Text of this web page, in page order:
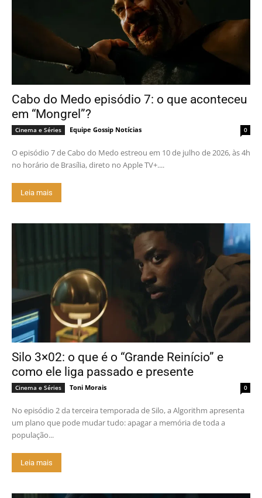
Cabo do Medo episódio 7: o que aconteceu
em “Mongrel”?
Cinema e Séries Equipe Gossip Notícias 0
O episódio 7 de Cabo do Medo estreou em 10 de julho de 2026, às 4h
no horário de Brasília, direto no Apple TV+....
Leia mais
Silo 3×02: o que é o “Grande Reinício” e
como ele liga passado e presente
Cinema e Séries Toni Morais 0
No episódio 2 da terceira temporada de Silo, a Algorithm apresenta
um plano que pode mudar tudo: apagar a memória de toda a
população...
Leia mais